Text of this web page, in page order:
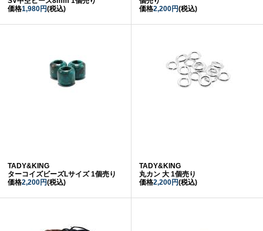
価格1,980円(税込)
価格2,200円(税込)
TADY&KING
ターコイズビーズLサイズ 1個売り
価格2,200円(税込)
TADY&KING
丸カン 大 1個売り
価格2,200円(税込)